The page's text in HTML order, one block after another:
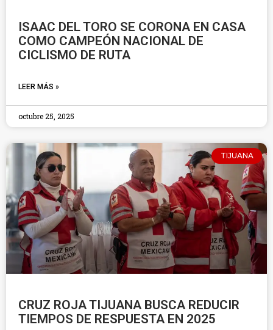
ISAAC DEL TORO SE CORONA EN CASA
COMO CAMPEÓN NACIONAL DE
CICLISMO DE RUTA
LEER MÁS »
octubre 25, 2025
TIJUANA
CRUZ ROJA TIJUANA BUSCA REDUCIR
TIEMPOS DE RESPUESTA EN 2025